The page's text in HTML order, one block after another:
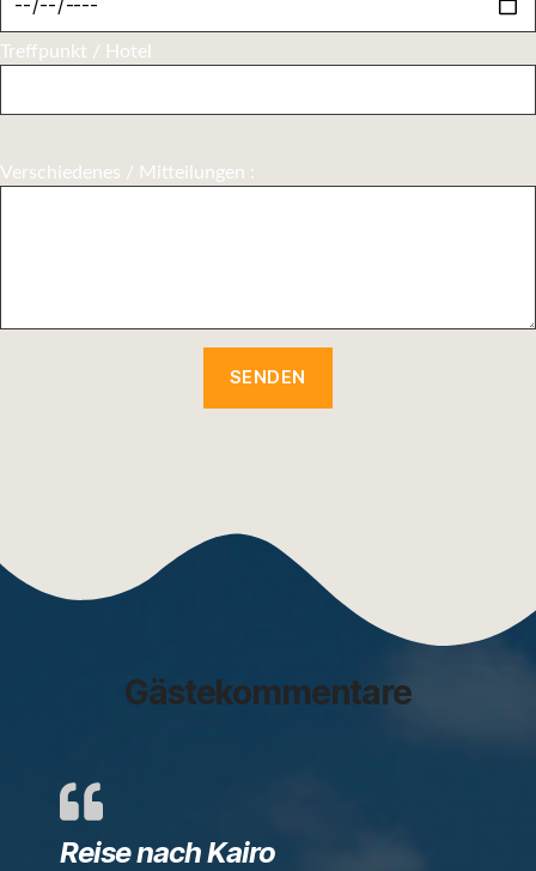
Treffpunkt / Hotel
Verschiedenes / Mitteilungen :
Gästekommentare
Reise nach Kairo